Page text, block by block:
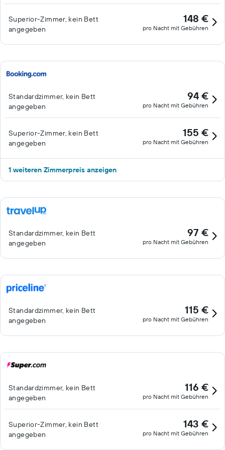
Superior-Zimmer, kein Bett
angegeben
148 €
pro Nacht mit Gebühren
Standardzimmer, kein Bett
angegeben
94 €
pro Nacht mit Gebühren
Superior-Zimmer, kein Bett
angegeben
155 €
pro Nacht mit Gebühren
1 weiteren Zimmerpreis anzeigen
Standardzimmer, kein Bett
angegeben
97 €
pro Nacht mit Gebühren
Standardzimmer, kein Bett
angegeben
115 €
pro Nacht mit Gebühren
Standardzimmer, kein Bett
angegeben
116 €
pro Nacht mit Gebühren
Superior-Zimmer, kein Bett
angegeben
143 €
pro Nacht mit Gebühren